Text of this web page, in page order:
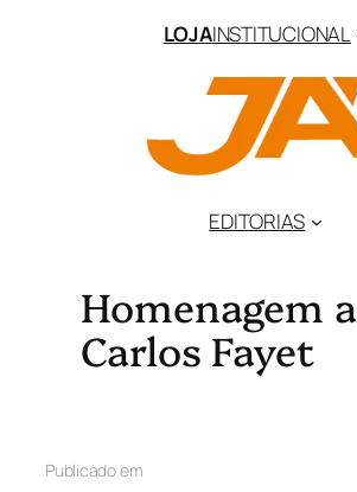
LOJAINSTITUCIONAL
EDITORIAS
Homenagem a
Carlos Fayet
Publicado em